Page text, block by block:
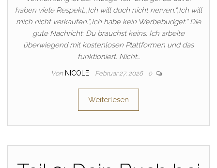
haben viele Respekt.„Ich will doch nicht nerven.“„Ich will
mich nicht verkaufen.“„Ich habe kein Werbebudget.“ Die
gute Nachricht: Du brauchst keins. Ich arbeite
überwiegend mit kostenlosen Plattformen und das
funktioniert. Nicht…
Von NICOLE Februar 27, 2026 0
Weiterlesen